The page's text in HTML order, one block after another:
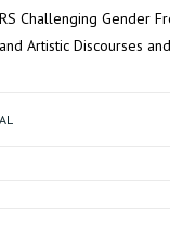
Challenging Gender
Artistic Discourses